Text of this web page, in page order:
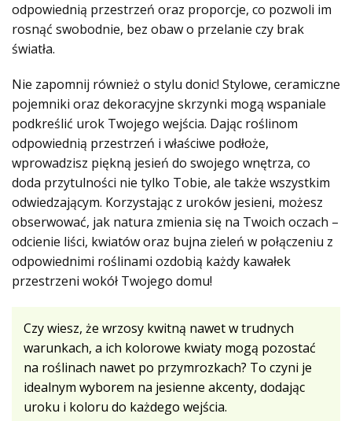
odpowiednią przestrzeń oraz proporcje, co pozwoli im
rosnąć swobodnie, bez obaw o przelanie czy brak
światła.
Nie zapomnij również o stylu donic! Stylowe, ceramiczne
pojemniki oraz dekoracyjne skrzynki mogą wspaniale
podkreślić urok Twojego wejścia. Dając roślinom
odpowiednią przestrzeń i właściwe podłoże,
wprowadzisz piękną jesień do swojego wnętrza, co
doda przytulności nie tylko Tobie, ale także wszystkim
odwiedzającym. Korzystając z uroków jesieni, możesz
obserwować, jak natura zmienia się na Twoich oczach –
odcienie liści, kwiatów oraz bujna zieleń w połączeniu z
odpowiednimi roślinami ozdobią każdy kawałek
przestrzeni wokół Twojego domu!
Czy wiesz, że wrzosy kwitną nawet w trudnych
warunkach, a ich kolorowe kwiaty mogą pozostać
na roślinach nawet po przymrozkach? To czyni je
idealnym wyborem na jesienne akcenty, dodając
uroku i koloru do każdego wejścia.